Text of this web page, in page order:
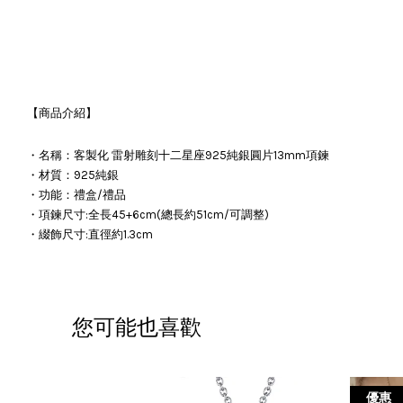
【商品介紹】
・名稱：客製化 雷射雕刻十二星座925純銀圓片13mm項鍊
・材質：925純銀
・功能：禮盒/禮品
・項鍊尺寸:全長45+6cm(總長約51cm/可調整)
・綴飾尺寸:直徑約1.3cm
您可能也喜歡
優惠